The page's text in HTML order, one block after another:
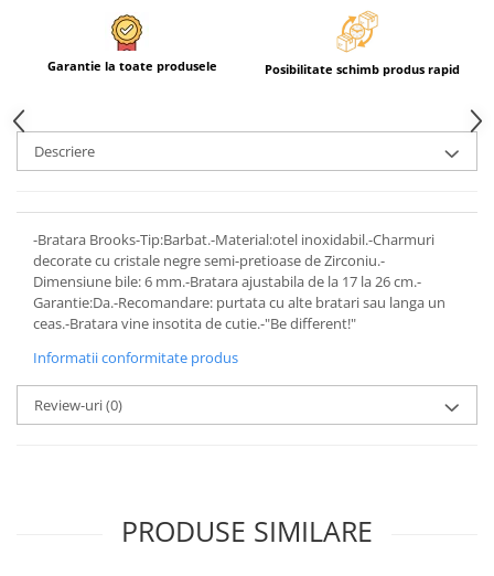
Garantie la toate produsele Posibilitate schimb produs rapid
Descriere
-Bratara Brooks-Tip:Barbat.-Material:otel inoxidabil.-Charmuri
decorate cu cristale negre semi-pretioase de Zirconiu.-
Dimensiune bile: 6 mm.-Bratara ajustabila de la 17 la 26 cm.-
Garantie:Da.-Recomandare: purtata cu alte bratari sau langa un
ceas.-Bratara vine insotita de cutie.-"Be different!"
Informatii conformitate produs
Review-uri(0)
PRODUSE SIMILARE